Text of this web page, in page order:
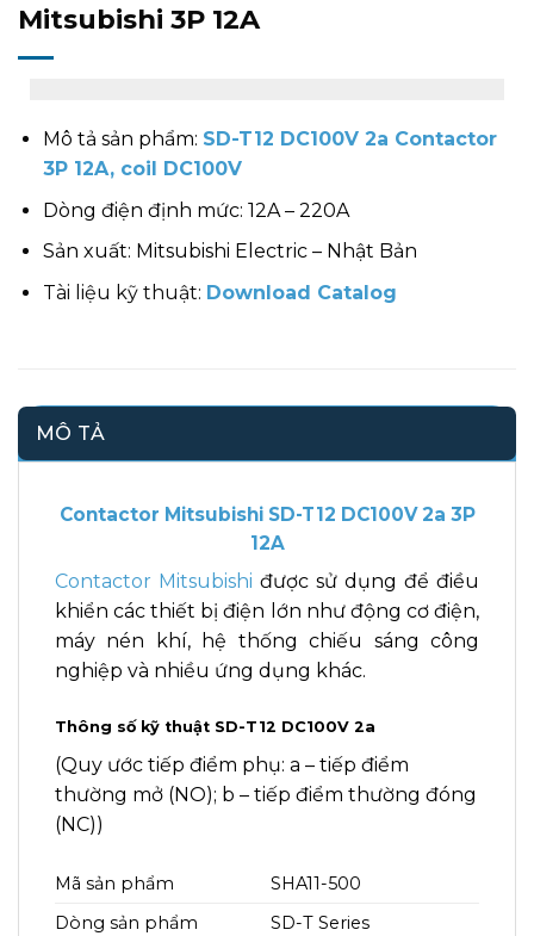
Mitsubishi 3P 12A
Mô tả sản phẩm: SD-T12 DC100V 2a Contactor
3P 12A, coil DC100V
Dòng điện định mức: 12A – 220A
Sản xuất: Mitsubishi Electric – Nhật Bản
Tài liệu kỹ thuật: Download Catalog
MÔ TẢ
Contactor Mitsubishi SD-T12 DC100V 2a 3P
12A
Contactor Mitsubishi được sử dụng để điều
khiển các thiết bị điện lớn như động cơ điện,
máy nén khí, hệ thống chiếu sáng công
nghiệp và nhiều ứng dụng khác.
Thông số kỹ thuật SD-T12 DC100V 2a
(Quy ước tiếp điểm phụ: a – tiếp điểm
thường mở (NO); b – tiếp điểm thường đóng
(NC))
Mã sản phẩm
SHA11-500
Dòng sản phẩm
SD-T Series